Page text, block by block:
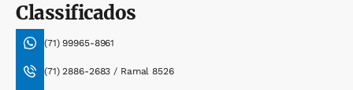
Classificados
(71) 99965-8961
(71) 2886-2683 / Ramal 8526